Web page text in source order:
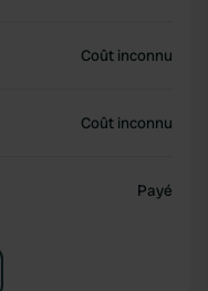
Coût inconnu
Coût inconnu
Payé